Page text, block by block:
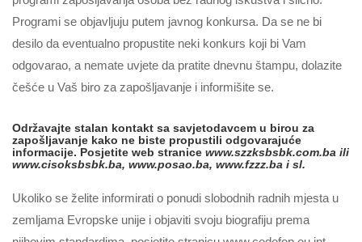
Programi se objavljuju putem javnog konkursa. Da se ne bi
desilo da eventualno propustite neki konkurs koji bi Vam
odgovarao, a nemate uvjete da pratite dnevnu štampu, dolazite
češće u Vaš biro za zapošljavanje i informišite se.
Održavajte stalan kontakt sa savjetodavcem u birou za
zapošljavanje kako ne biste propustili odgovarajuće
informacije. Posjetite web stranice www.szzksbsbk.com.ba ili
www.cisoksbsbk.ba, www.posao.ba, www.fzzz.ba i sl.
Ukoliko se želite informirati o ponudi slobodnih radnih mjesta u
zemljama Evropske unije i objaviti svoju biografiju prema